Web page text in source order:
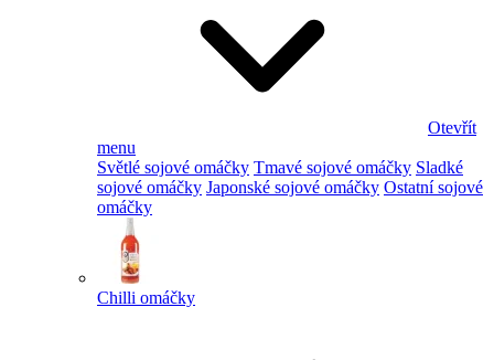
Otevřít
menu
Světlé sojové omáčky Tmavé sojové omáčky Sladké
sojové omáčky Japonské sojové omáčky Ostatní sojové
omáčky
Chilli omáčky